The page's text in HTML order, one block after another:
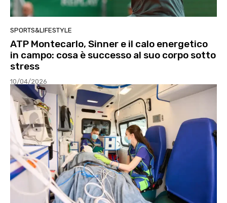
SPORTS&LIFESTYLE
ATP Montecarlo, Sinner e il calo energetico
in campo: cosa è successo al suo corpo sotto
stress
10/04/2026